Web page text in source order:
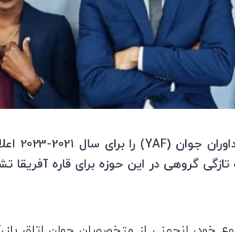
جوان (YAF
گروهی در این حوزه برای قاره آفریقا